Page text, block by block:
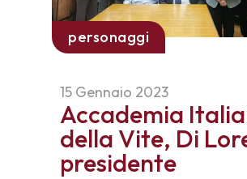
personaggi
15 Gennaio 2023
Accademia
della Vite, Di
presidente